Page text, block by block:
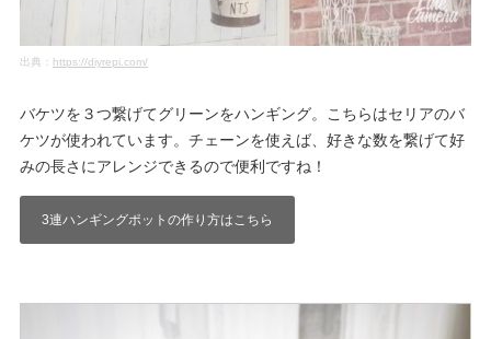
出典： https://diyrepi.com/
バケツを３つ繋げてグリーンをハンギング。こちらはセリアのバ
ケツが使われています。チェーンを使えば、好きな数を繋げて好
みの長さにアレンジできるので便利ですね！
3連ハンギングポットの作り方はこちら